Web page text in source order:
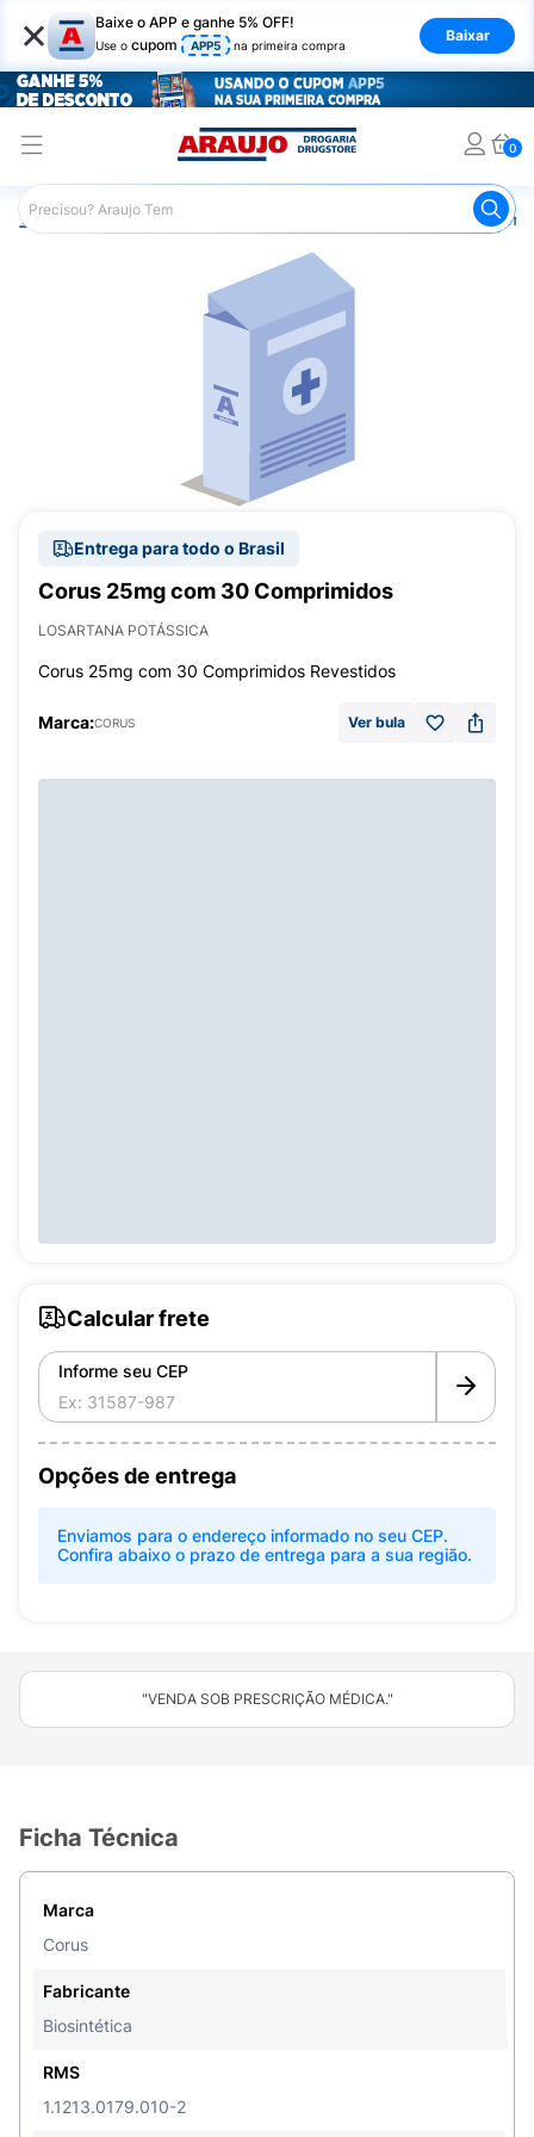
× Baixe o APP e ganhe 5% OFF!
Use o cupom APP5 na primeira compra
Baixar
0
Araujo Medicamentos
Entrega para todo o Brasil
Corus 25mg com 30 Comprimidos
LOSARTANA POTÁSSICA
Corus 25mg com 30 Comprimidos Revestidos
Marca:CORUS Ver bula
Calcular frete
Informe seu CEP
Opções de entrega
Enviamos para o endereço informado no seu CEP.
Confira abaixo o prazo de entrega para a sua região.
"VENDA SOB PRESCRIÇÃO MÉDICA."
Ficha Técnica
Marca
Corus
Fabricante
Biosintética
RMS
1.1213.0179.010-2